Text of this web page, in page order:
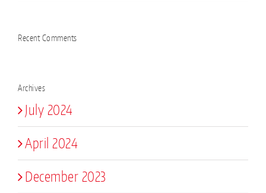
Recent Comments
Archives
July 2024
April 2024
December 2023